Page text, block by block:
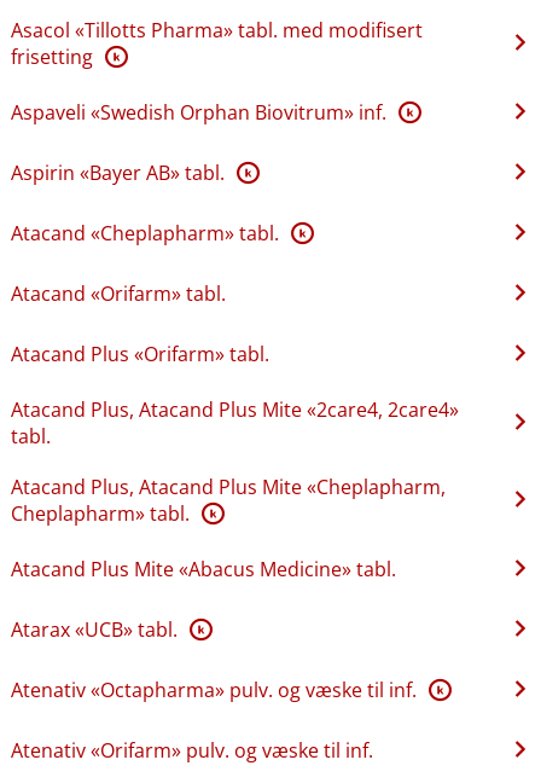
Asacol «Tillotts Pharma» tabl. med modifisert
frisetting K
Aspaveli «Swedish Orphan Biovitrum» inf. K
Aspirin «Bayer AB» tabl. K
Atacand «Cheplapharm» tabl. K
Atacand «Orifarm» tabl.
Atacand Plus «Orifarm» tabl.
Atacand Plus, Atacand Plus Mite «2care4, 2care4»
tabl.
Atacand Plus, Atacand Plus Mite «Cheplapharm,
Cheplapharm» tabl. K
Atacand Plus Mite «Abacus Medicine» tabl.
Atarax «UCB» tabl. K
Atenativ «Octapharma» pulv. og væske til inf. K
Atenativ «Orifarm» pulv. og væske til inf.